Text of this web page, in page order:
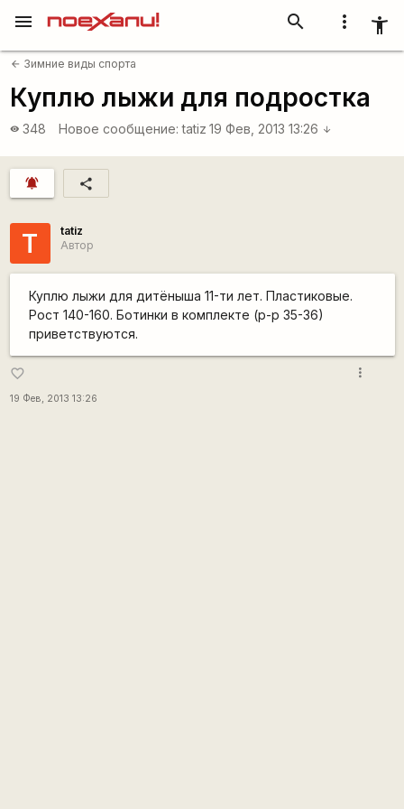
more_vert accessibility_new
search
menu
arrow_back Зимние виды спорта
Куплю лыжи для подростка
visibility 348 Новое сообщение: tatiz 19 Фев, 2013 13:26 arrow_downward
notifications_active share
T
tatiz
Автор
Куплю лыжи для дитёныша 11-ти лет. Пластиковые.
Рост 140-160. Ботинки в комплекте (р-р 35-36)
приветствуются.
favorite_border
19 Фев, 2013 13:26
more_vert